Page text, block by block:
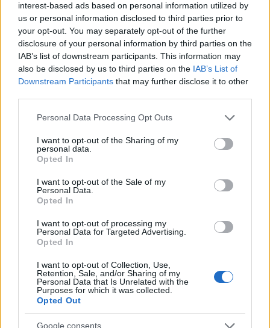
interest-based ads based on personal information utilized by
us or personal information disclosed to third parties prior to
your opt-out. You may separately opt-out of the further
disclosure of your personal information by third parties on the
IAB’s list of downstream participants. This information may
also be disclosed by us to third parties on the IAB’s List of
Downstream Participants that may further disclose it to other
Please note that this website/app uses one or more Google
not limited to your visit or usage behaviour. You may click to
grant or deny consent to Google and its third-party tags to
use your data for below specified purposes in below Google
consent section.
Personal Data Processing Opt Outs
I want to opt-out of the Sharing of my
personal data.
Opted In
I want to opt-out of the Sale of my
Personal Data.
Opted In
I want to opt-out of processing my
Personal Data for Targeted Advertising.
Opted In
I want to opt-out of Collection, Use,
Retention, Sale, and/or Sharing of my
Personal Data that Is Unrelated with the
Purposes for which it was collected.
Opted Out
Google consents
restauration et les techniques traditionnelles. Il
tient un carnet technique avec des
annotations sur les finitions historiques, utilisé
comme référence pour chaque dossier.